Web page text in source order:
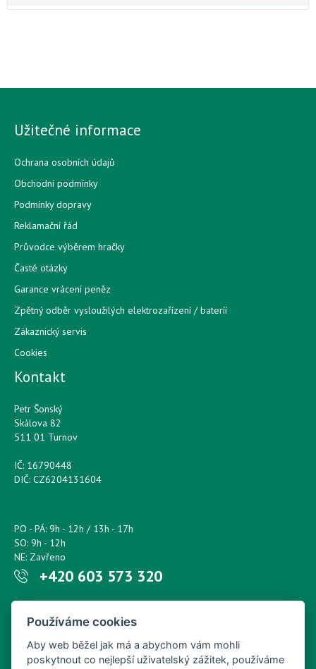
Užitečné informace
Ochrana osobních údajů
Obchodní podmínky
Podmínky dopravy
Reklamační řád
Průvodce výběrem hračky
Časté otázky
Garance vrácení peněz
Zpětný odběr vysloužilých elektrozařízení / bateríí
Zákaznický servis
Cookies
Kontakt
Petr Šonský
Skálova 82
511 01 Turnov
IČ: 16790448
DIČ: CZ6204131604
PO - PÁ: 9h - 12h / 13h - 17h
SO: 9h - 12h
NE: Zavřeno
+420 603 573 320
petr.sonsky@centrum.cz
Používáme cookies
Aby web běžel jak má a abychom vám mohli
poskytnout co nejlepší uživatelský zážitek, používáme